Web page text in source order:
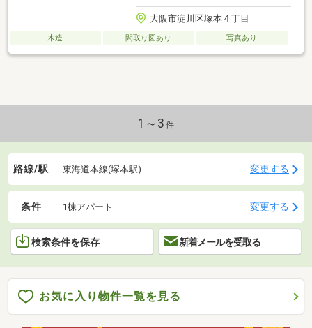
大阪市淀川区塚本４丁目
木造 間取り図あり 写真あり
1～3 件
路線/駅 東海道本線(塚本駅) 変更する
条件 1棟アパート 変更する
検索条件を保存 新着メールを受取る
お気に入り物件一覧を見る